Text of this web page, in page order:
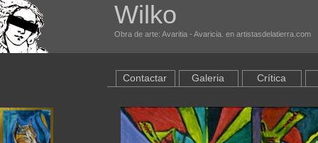
Wilko
Obra de arte: Avaritia - Avaricia. en artistasdelatierra.com
Contactar Galeria Crítica